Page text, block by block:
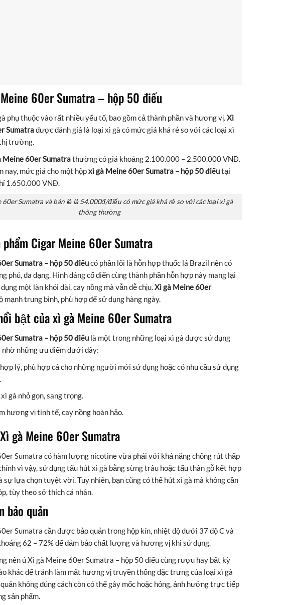
60er Sumatra – hộp 50 điếu
phụ thuộc vào rất nhiều yếu tố, bao gồm cả thành phần và hương vị.Xì
Sumatrađược đánh giá là loại xì gà có mức giá khá rẻ so với các loại xì
trường.
Meine 60er Sumatrathường có giá khoảng 2.100.000 – 2.500.000 VNĐ.
nay, mức giá cho một hộpxì gà Meine 60er Sumatra – hộp 50 điếutại
1.650.000 VNĐ.
60er Sumatra và bán lẻ là 54.000đ/điếu có mức giá khá rẻ so với các loại xì gà
thông thường
phẩm Cigar Meine 60er Sumatra
Sumatra – hộp 50 điếucó phần lõi là hỗn hợp thuốc lá Brazil nên có
phú, đa dạng. Hình dáng cổ điển cùng thành phần hỗn hợp này mang lại
một làn khói dài, cay nồng mà vẫn dễ chịu.Xì gà Meine 60er
mạnh trung bình, phù hợp để sử dụng hàng ngày.
bật của xì gà Meine 60er Sumatra
Sumatra – hộp 50 điếu là một trong những loại xì gà được sử dụng
nhờ những ưu điểm dưới đây:
lý, phù hợp cả cho những người mới sử dụng hoặc có nhu cầu sử dụng
gà nhỏ gọn, sang trọng.
hương vị tinh tế, cay nồng hoàn hảo.
gà Meine 60er Sumatra
Sumatra có hàm lượng nicotine vừa phải với khả năng chống rút thấp
vì vậy, sử dụng tẩu hút xì gà bằng sừng trâu hoặc tẩu thân gỗ kết hợp
sự lựa chọn tuyệt vời. Tuy nhiên, bạn cũng có thể hút xì gà mà không cần
tùy theo sở thích cá nhân.
bảo quản
Sumatra cần được bảo quản trong hộp kín, nhiệt độ dưới 37 độ C và
62 – 72% để đảm bảo chất lượng và hương vị khi sử dụng.
nên ủ Xì gà Meine 60er Sumatra – hộp 50 điếu cùng rượu hay bất kỳ
khác để tránh làm mất hương vị truyền thống đặc trưng của loại xì gà
không đúng cách còn có thể gây mốc hoặc hỏng, ảnh hưởng trực tiếp
sản phẩm.